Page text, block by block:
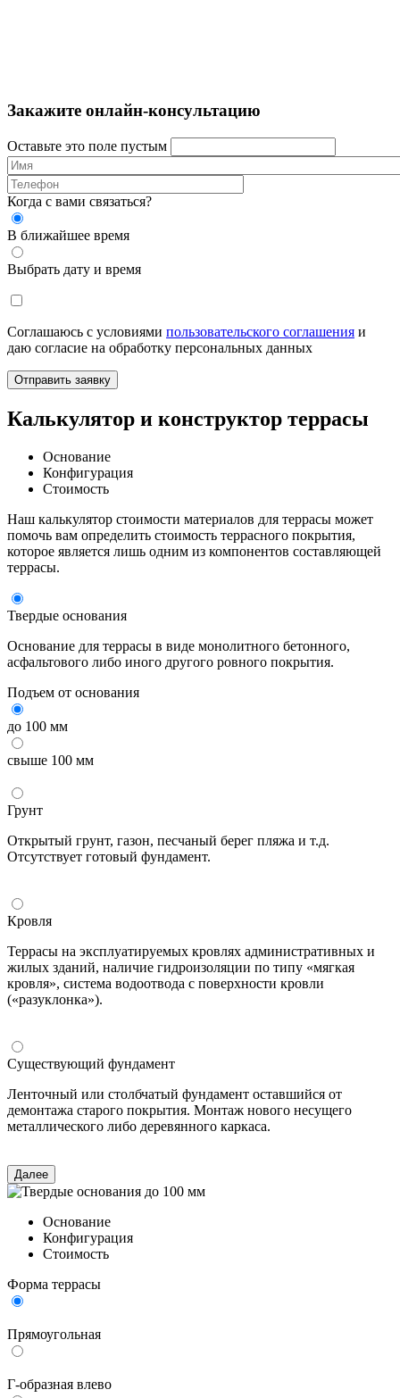
Закажите онлайн-консультацию
Оставьте это поле пустым
Когда с вами связаться?
В ближайшее время
Выбрать дату и время
Соглашаюсь с условиями пользовательского соглашения и
даю согласие на обработку персональных данных
Отправить заявку
Калькулятор и конструктор террасы
Основание
Конфигурация
Стоимость
Наш калькулятор стоимости материалов для террасы может
помочь вам определить стоимость террасного покрытия,
которое является лишь одним из компонентов составляющей
террасы.
Твердые основания
Основание для террасы в виде монолитного бетонного,
асфальтового либо иного другого ровного покрытия.
Подъем от основания
до 100 мм
свыше 100 мм
Грунт
Открытый грунт, газон, песчаный берег пляжа и т.д.
Отсутствует готовый фундамент.
Кровля
Террасы на эксплуатируемых кровлях административных и
жилых зданий, наличие гидроизоляции по типу «мягкая
кровля», система водоотвода с поверхности кровли
(«разуклонка»).
Существующий фундамент
Ленточный или столбчатый фундамент оставшийся от
демонтажа старого покрытия. Монтаж нового несущего
металлического либо деревянного каркаса.
Далее
Основание
Конфигурация
Стоимость
Форма террасы
Прямоугольная
Г-образная влево